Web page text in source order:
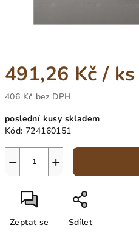
491,26 Kč/ ks
406 Kč bez DPH
cena:
poslední kusy skladem
Kód: 724160151
+
−
Zeptat se Sdílet